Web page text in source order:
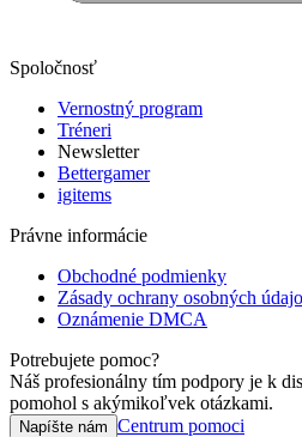
Spoločnosť
Vernostný program
Tréneri
Newsletter
Bettergamer
igitems
Právne informácie
Obchodné podmienky
Zásady ochrany osobných
Oznámenie DMCA
Potrebujete pomoc?
Náš profesionálny tím podpory je k
pomohol s akýmikoľvek otázkami.
Napíšte nám Centrum pomoci